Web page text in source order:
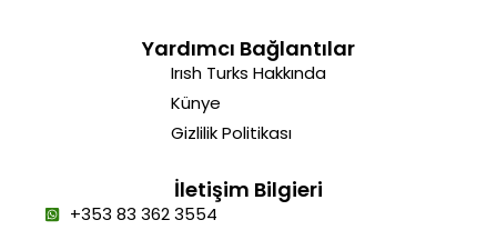
Yardımcı Bağlantılar
Irısh Turks Hakkında
Künye
Gizlilik Politikası
İletişim Bilgieri
+353 83 362 3554